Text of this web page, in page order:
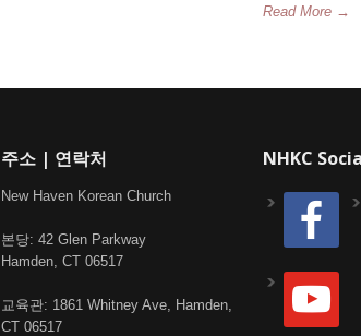
Read More →
주소 | 연락처
New Haven Korean Church
본당: 42 Glen Parkway
Hamden, CT 06517
교육관: 1861 Whitney Ave, Hamden,
CT 06517
NHKC
facebook
youtube